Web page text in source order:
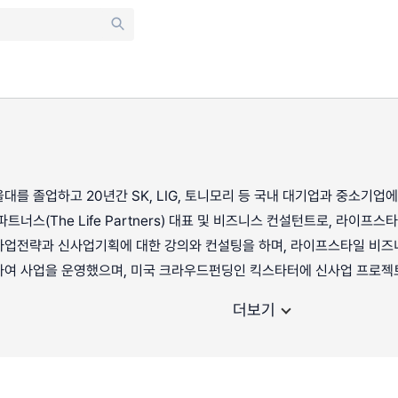
를 졸업하고 20년간 SK, LIG, 토니모리 등 국내 대기업과 중소기업
트너스(The Life Partners) 대표 및 비즈니스 컨설턴트로, 라이프스
전략과 신사업기획에 대한 강의와 컨설팅을 하며, 라이프스타일 비
사업을 운영했으며, 미국 크라우드펀딩인 킥스타터에 신사업 프로
더보기